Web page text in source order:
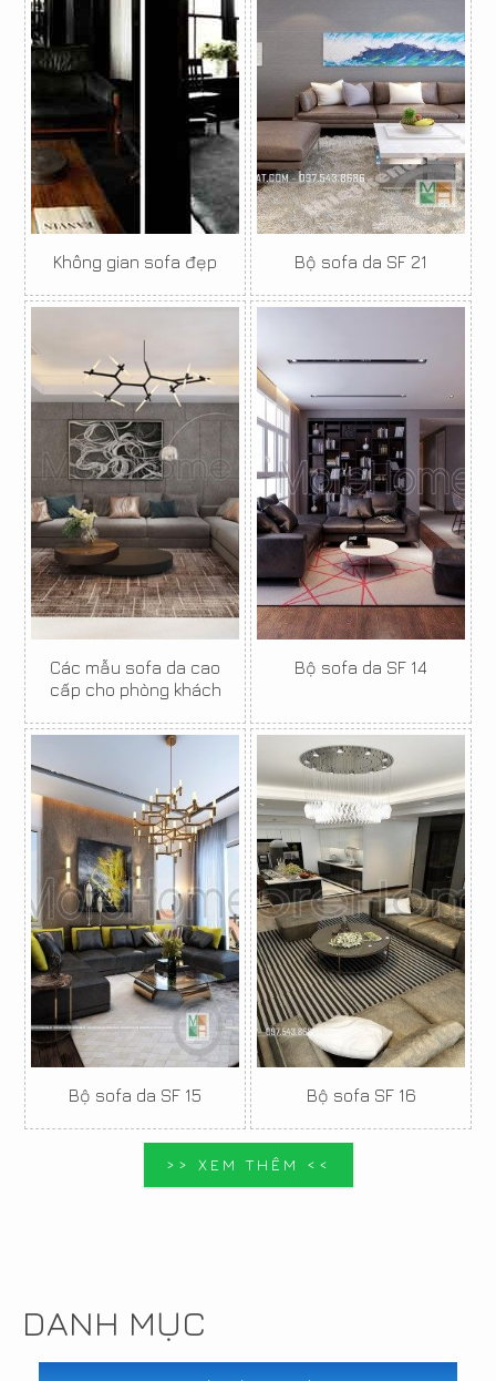
Không gian sofa đẹp Bộ sofa da SF 21
Các mẫu sofa da cao
cấp cho phòng khách
Bộ sofa da SF 14
Bộ sofa da SF 15 Bộ sofa SF 16
>> XEM THÊM <<
DANH MỤC